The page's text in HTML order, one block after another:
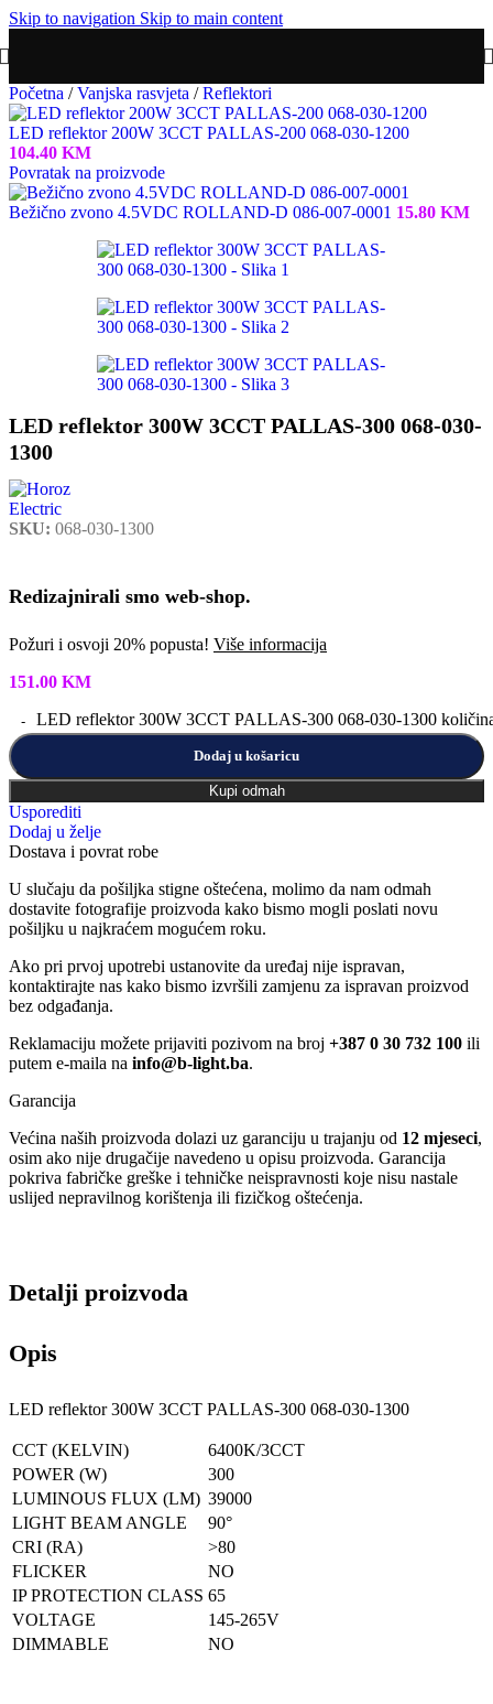
Skip to navigation Skip to main content
Početna / Vanjska rasvjeta / Reflektori
LED reflektor 200W 3CCT PALLAS-200 068-030-1200
104.40 KM
Povratak na proizvode
Bežično zvono 4.5VDC ROLLAND-D 086-007-0001 15.80 KM
LED reflektor 300W 3CCT PALLAS-300 068-030-
1300
SKU: 068-030-1300
Redizajnirali smo web-shop.
Požuri i osvoji 20% popusta! Više informacija
151.00 KM
LED reflektor 300W 3CCT PALLAS-300 068-030-1300
Dodaj u košaricu
Kupi odmah
Usporediti
Dodaj u želje
Dostava i povrat robe
U slučaju da pošiljka stigne oštećena, molimo da nam odmah
dostavite fotografije proizvoda kako bismo mogli poslati novu
pošiljku u najkraćem mogućem roku.
Ako pri prvoj upotrebi ustanovite da uređaj nije ispravan,
kontaktirajte nas kako bismo izvršili zamjenu za ispravan proizvod
bez odgađanja.
Reklamaciju možete prijaviti pozivom na broj +387 0 30 732 100 ili
putem e-maila na info@b-light.ba.
Garancija
Većina naših proizvoda dolazi uz garanciju u trajanju od 12 mjeseci,
osim ako nije drugačije navedeno u opisu proizvoda. Garancija
pokriva fabričke greške i tehničke neispravnosti koje nisu nastale
uslijed nepravilnog korištenja ili fizičkog oštećenja.
Detalji proizvoda
Opis
LED reflektor 300W 3CCT PALLAS-300 068-030-1300
CCT (KELVIN)
6400K/3CCT
POWER (W)
300
LUMINOUS FLUX (LM) 39000
LIGHT BEAM ANGLE
90°
CRI (RA)
>80
FLICKER
NO
IP PROTECTION CLASS 65
VOLTAGE
145-265V
DIMMABLE
NO